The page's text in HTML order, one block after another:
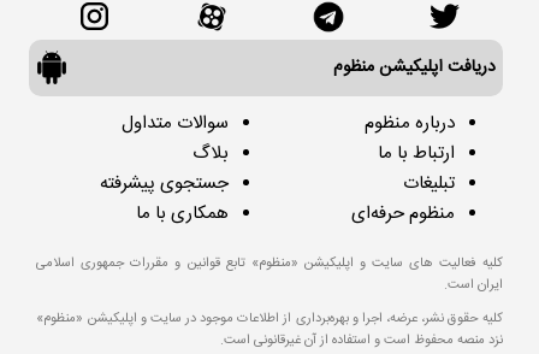
دریافت اپلیکیشن منظوم
درباره منظوم
ارتباط با ما
تبلیغات
منظوم حرفه‌ای
سوالات متداول
بلاگ
جستجوی پیشرفته
همکاری با ما
کلیه فعالیت های سایت و اپلیکیشن «منظوم» تابع قوانین و مقررات جمهوری اسلامی
ایران است.
کلیه حقوق نشر، عرضه، اجرا و بهره‌برداری از اطلاعات موجود در سایت و اپلیکیشن «منظوم»
نزد منصه محفوظ است و استفاده از آن غیرقانونی است.